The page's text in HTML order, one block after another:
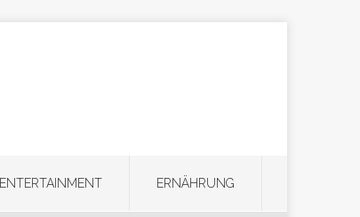
ENTERTAINMENT ERNÄHRUNG